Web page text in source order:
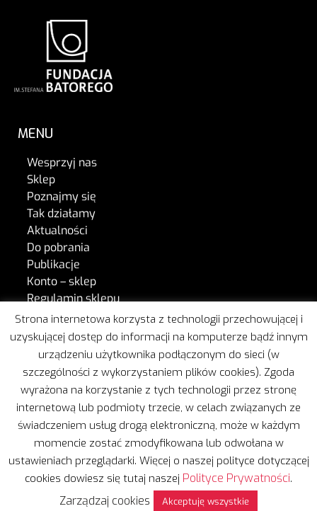
MENU
Wesprzyj nas
Sklep
Poznajmy się
Tak działamy
Aktualności
Do pobrania
Publikacje
Konto – sklep
Regulamin sklepu
Kontakt
W naszej pracy wspiera nas Freshmail.
Copyright © 2020 | Wszelkie prawa zastrzeżone
Projekt i realizacja:Leżę i Pracuję
Polityka prywatności
Strona internetowa korzysta z technologii przechowującej i
uzyskującej dostęp do informacji na komputerze bądź innym
urządzeniu użytkownika podłączonym do sieci (w
szczególności z wykorzystaniem plików cookies). Zgoda
wyrażona na korzystanie z tych technologii przez stronę
internetową lub podmioty trzecie, w celach związanych ze
świadczeniem usług drogą elektroniczną, może w każdym
momencie zostać zmodyfikowana lub odwołana w
ustawieniach przeglądarki. Więcej o naszej polityce dotyczącej
cookies dowiesz się tutaj naszej Polityce Prywatności.
Zarządzaj cookies Akceptuję wszystkie